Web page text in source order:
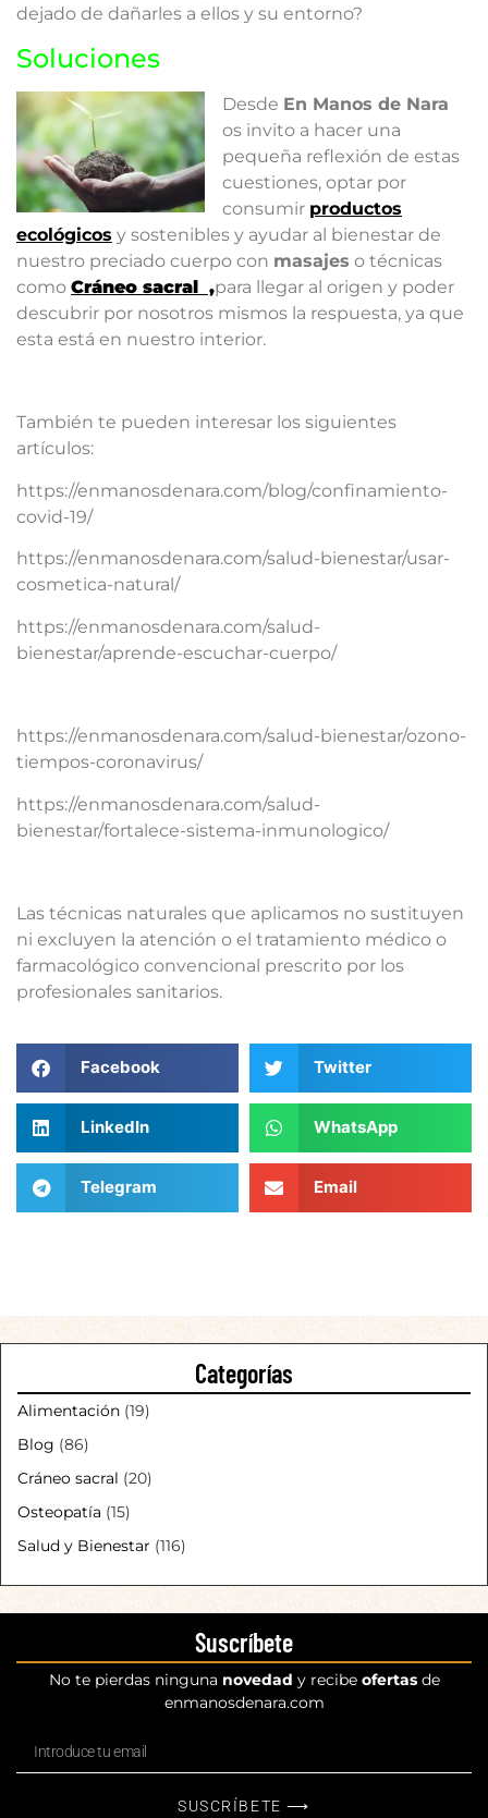
dejado de dañarles a ellos y su entorno?
Soluciones
Desde En Manos de Nara
os invito a hacer una
pequeña reflexión de estas
cuestiones, optar por
consumir productos
ecológicos y sostenibles y ayudar al bienestar de
nuestro preciado cuerpo con masajes o técnicas
como Cráneo sacral ,para llegar al origen y poder
descubrir por nosotros mismos la respuesta, ya que
esta está en nuestro interior.
También te pueden interesar los siguientes
artículos:
https://enmanosdenara.com/blog/confinamiento-
covid-19/
https://enmanosdenara.com/salud-bienestar/usar-
cosmetica-natural/
https://enmanosdenara.com/salud-
bienestar/aprende-escuchar-cuerpo/
https://enmanosdenara.com/salud-bienestar/ozono-
tiempos-coronavirus/
https://enmanosdenara.com/salud-
bienestar/fortalece-sistema-inmunologico/
Las técnicas naturales que aplicamos no sustituyen
ni excluyen la atención o el tratamiento médico o
farmacológico convencional prescrito por los
profesionales sanitarios.
Facebook Twitter
LinkedIn WhatsApp
Telegram Email
Categorías
Alimentación (19)
Blog (86)
Cráneo sacral (20)
Osteopatía (15)
Salud y Bienestar (116)
Suscríbete
No te pierdas ninguna novedad y recibe ofertasde
enmanosdenara.com
SUSCRÍBETE ⟶